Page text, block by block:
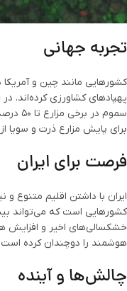
تجربه جهانی
کشورهایی مانند چین و
پهپادهای کشاورزی کرده‌اند.
سموم
برای پایش مزارع ذرت و سویا
فرصت برای ایران
ایران با داشتن اقلیم متنوع و
کشورهایی است که می‌تواند
خشکسالی‌های اخیر و افزایش
هوشمند را دوچندان کرده است.
چالش‌ها و آینده